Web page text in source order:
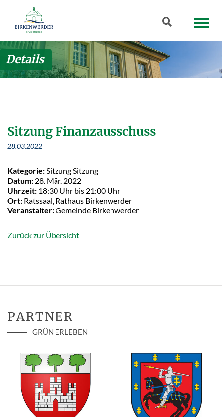
Zum Hauptinhalt springen
Suchbegriff
Details
Sitzung Finanzausschuss
28.03.2022
Kategorie: Sitzung Sitzung
Datum: 28. Mär. 2022
Uhrzeit: 18:30 Uhr bis 21:00 Uhr
Ort: Ratssaal, Rathaus Birkenwerder
Veranstalter:Gemeinde Birkenwerder
Zurück zur Übersicht
PARTNER
GRÜN ERLEBEN